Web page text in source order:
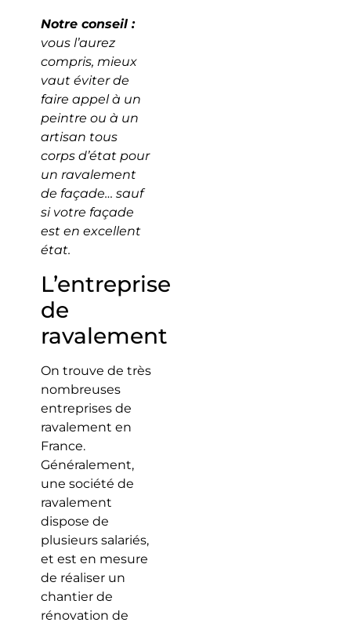
Notre conseil :
vous l’aurez
compris, mieux
vaut éviter de
faire appel à un
peintre ou à un
artisan tous
corps d’état pour
un ravalement
de façade… sauf
si votre façade
est en excellent
état.
L’entreprise
de
ravalement
On trouve de très
nombreuses
entreprises de
ravalement en
France.
Généralement,
une société de
ravalement
dispose de
plusieurs salariés,
et est en mesure
de réaliser un
chantier de
rénovation de